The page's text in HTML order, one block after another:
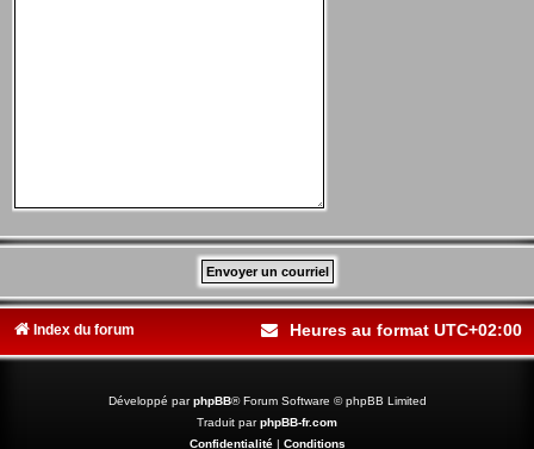
Index du forum Heures au format UTC+02:00
Développé parphpBB® Forum Software © phpBB Limited
Traduit parphpBB-fr.com
Confidentialité| Conditions